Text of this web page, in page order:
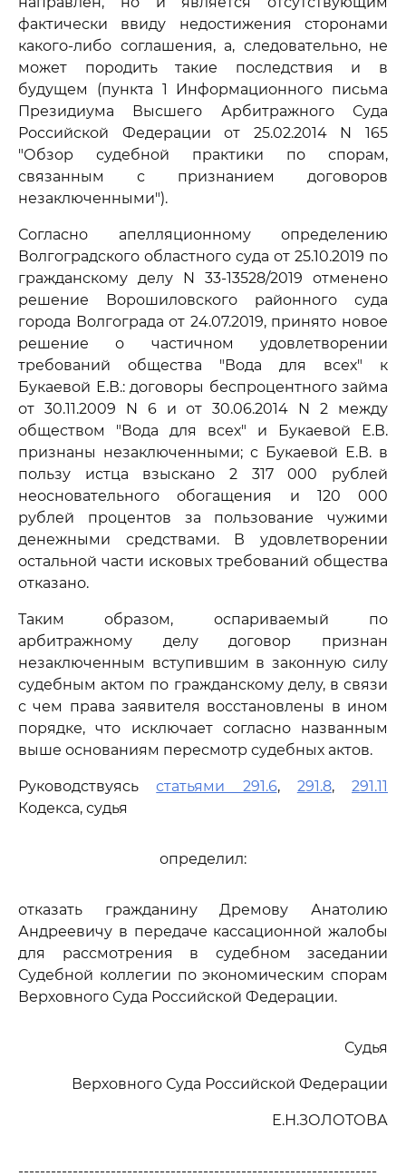
фактически ввиду недостижения сторонами
какого-либо соглашения, а, следовательно, не
может породить такие последствия и в
будущем (пункта 1 Информационного письма
Президиума Высшего Арбитражного Суда
Российской Федерации от 25.02.2014 N 165
"Обзор судебной практики по спорам,
связанным с признанием договоров
незаключенными").
Согласно апелляционному определению
Волгоградского областного суда от 25.10.2019 по
гражданскому делу N 33-13528/2019 отменено
решение Ворошиловского районного суда
города Волгограда от 24.07.2019, принято новое
решение о частичном удовлетворении
требований общества "Вода для всех" к
Букаевой Е.В.: договоры беспроцентного займа
от 30.11.2009 N 6 и от 30.06.2014 N 2 между
обществом "Вода для всех" и Букаевой Е.В.
признаны незаключенными; с Букаевой Е.В. в
пользу истца взыскано 2 317 000 рублей
неосновательного обогащения и 120 000
рублей процентов за пользование чужими
денежными средствами. В удовлетворении
остальной части исковых требований общества
отказано.
Таким образом, оспариваемый по
арбитражному делу договор признан
незаключенным вступившим в законную силу
судебным актом по гражданскому делу, в связи
с чем права заявителя восстановлены в ином
порядке, что исключает согласно названным
выше основаниям пересмотр судебных актов.
Руководствуясьстатьями 291.6, 291.8, 291.11
Кодекса, судья
определил:
отказать гражданину Дремову Анатолию
Андреевичу в передаче кассационной жалобы
для рассмотрения в судебном заседании
Судебной коллегии по экономическим спорам
Верховного Суда Российской Федерации.
Судья
Верховного Суда Российской Федерации
Е.Н.ЗОЛОТОВА
------------------------------------------------------------------